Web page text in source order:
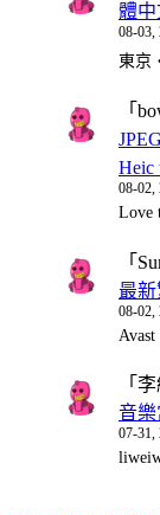
體中
08-03,
東京
「
Heic
08-02,
Love
「
最
08-02,
Avast
「 李
音
07-31,